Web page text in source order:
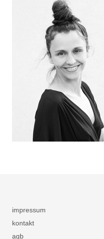
impressum
kontakt
agb